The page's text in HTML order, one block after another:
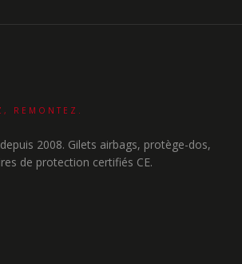
REMONTEZ.
2008. Gilets airbags, protège-dos,
de protection certifiés CE.